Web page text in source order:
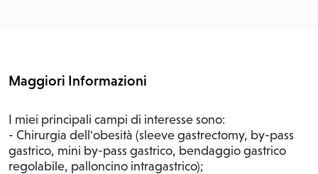
Maggiori Informazioni
miei principali campi di interesse sono:
- Chirurgia dell'obesità (sleeve gastrectomy, by-pass
gastrico, mini by-pass gastrico, bendaggio gastrico
regolabile, palloncino intragastrico);